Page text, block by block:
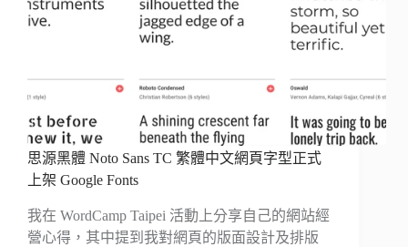
思源黑體 Noto Sans TC 繁體中文網頁字型正式
上架 Google Fonts
我在 WordCamp Taipei 活動上分享自己的網站經
營心得，其中提到我對網頁的版面設計及排版